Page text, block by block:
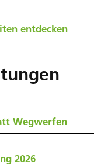
entdecken
Wegwerfen
2026